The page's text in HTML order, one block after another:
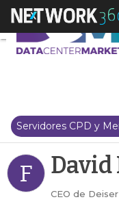
Servidores CPD y
F David
CEO de Deiser